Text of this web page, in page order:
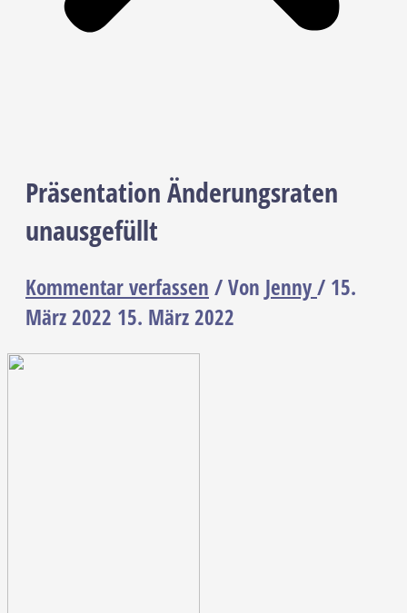
Präsentation Änderungsraten
unausgefüllt
Kommentar verfassen / Von Jenny/ 15.
März 2022 15. März 2022